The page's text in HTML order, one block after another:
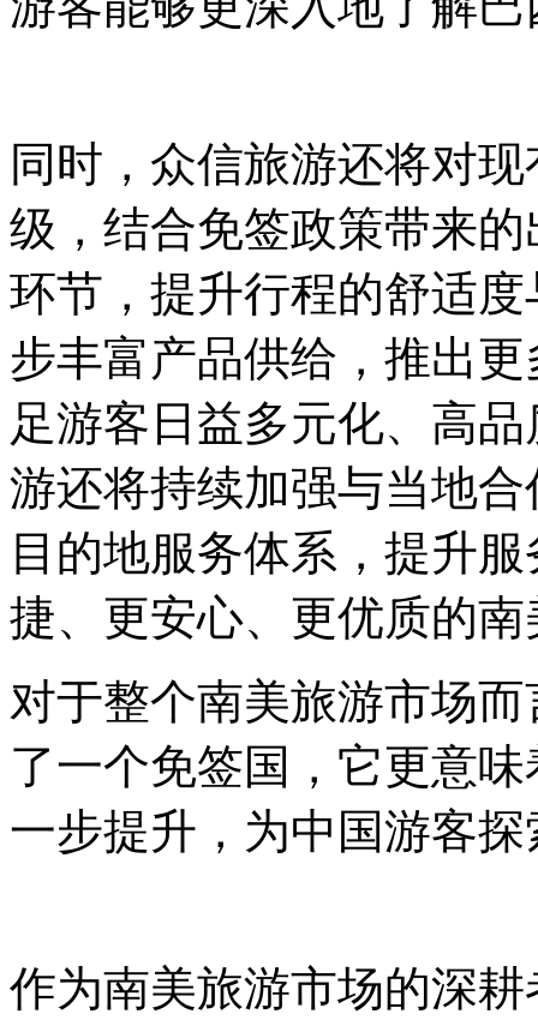
同时，众信旅游还将对
级，结合免签政策带来
环节，提升行程的舒适
步丰富产品供给，推出
足游客日益多元化、高
游还将持续加强与当地
目的地服务体系，提升
捷、更安心、更优质
对于整个南美旅游市场
了一个免签国，它更意
一步提升，为中国游客
作为南美旅游市场的深